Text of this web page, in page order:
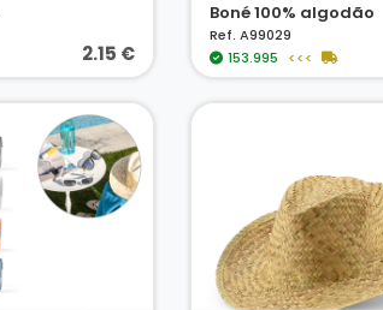
2.15 €
Boné 100% algodão
Ref. A99029
153.995
<<<